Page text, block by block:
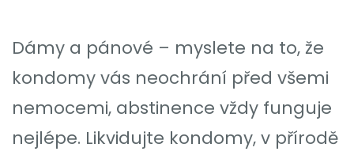
Dámy a pánové – myslete na to, že
kondomy vás neochrání před všemi
nemocemi, abstinence vždy funguje
nejlépe. Likvidujte kondomy, v přírodě